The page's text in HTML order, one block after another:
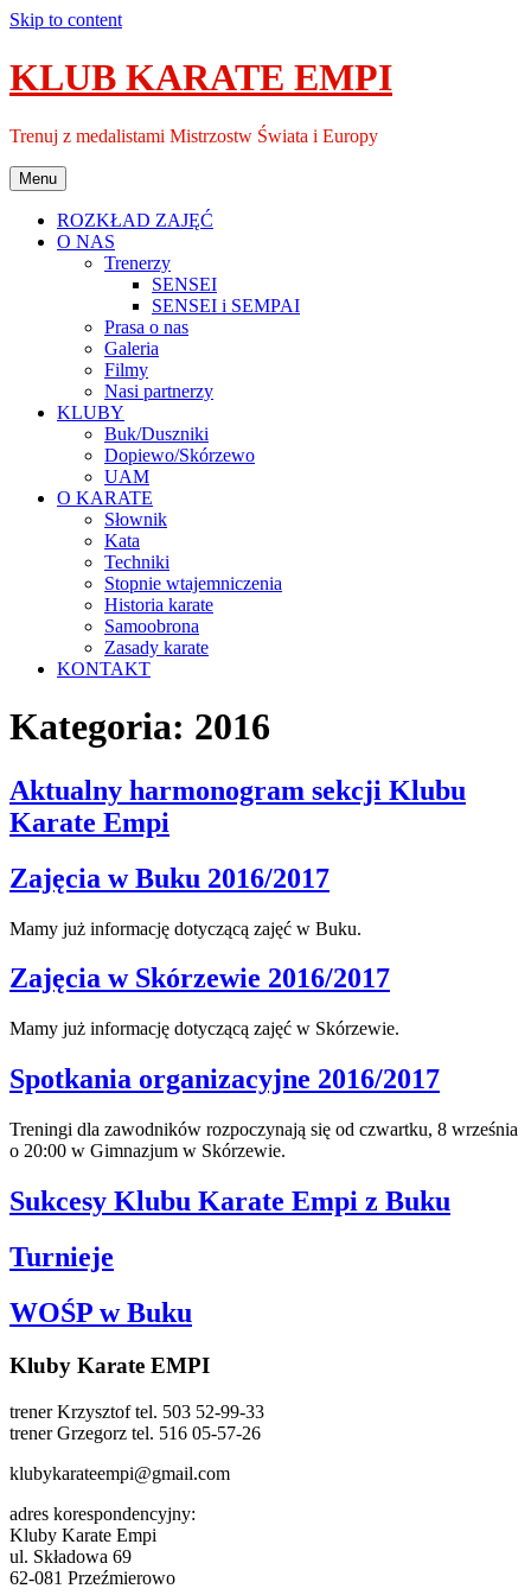
Skip to content
KLUB KARATE EMPI
Trenuj z medalistami Mistrzostw Świata i Europy
Menu
ROZKŁAD ZAJĘĆ
O NAS
Trenerzy
SENSEI
SENSEI i SEMPAI
Prasa o nas
Galeria
Filmy
Nasi partnerzy
KLUBY
Buk/Duszniki
Dopiewo/Skórzewo
UAM
O KARATE
Słownik
Kata
Techniki
Stopnie wtajemniczenia
Historia karate
Samoobrona
Zasady karate
KONTAKT
Kategoria: 2016
Aktualny harmonogram sekcji Klubu
Karate Empi
Zajęcia w Buku 2016/2017
Mamy już informację dotyczącą zajęć w Buku.
Zajęcia w Skórzewie 2016/2017
Mamy już informację dotyczącą zajęć w Skórzewie.
Spotkania organizacyjne 2016/2017
Treningi dla zawodników rozpoczynają się od czwartku, 8 września
o 20:00 w Gimnazjum w Skórzewie.
Sukcesy Klubu Karate Empi z Buku
Turnieje
WOŚP w Buku
Kluby Karate EMPI
trener Krzysztof tel. 503 52-99-33
trener Grzegorz tel. 516 05-57-26
klubykarateempi@gmail.com
adres korespondencyjny:
Kluby Karate Empi
ul. Składowa 69
62-081 Przeźmierowo